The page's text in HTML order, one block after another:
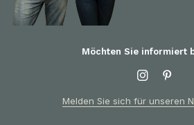
Möchten Sie informiert
Melden Sie sich für unseren